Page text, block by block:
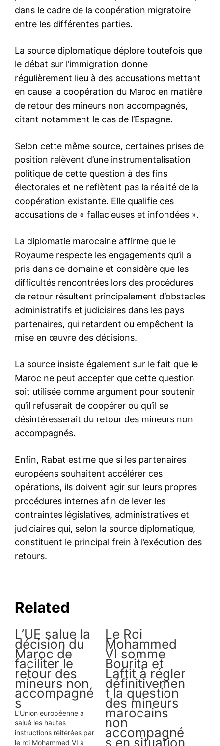
Mur avec le Mexique : Donald
Trump va déclarer l’état
In "USA"